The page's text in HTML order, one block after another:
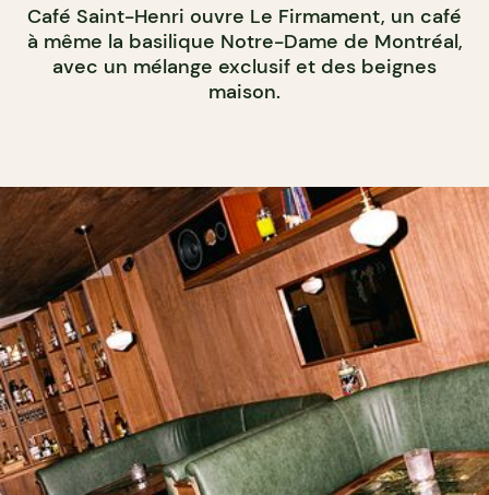
Café Saint-Henri ouvre Le Firmament, un café
à même la basilique Notre-Dame de Montréal,
avec un mélange exclusif et des beignes
maison.